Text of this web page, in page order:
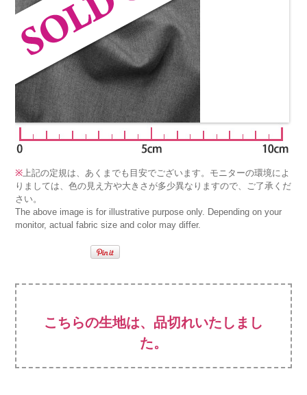
※上記の定規は、あくまでも目安でございます。モニターの環境によ
りましては、色の見え方や大きさが多少異なりますので、ご了承くだ
さい。
The above image is for illustrative purpose only. Depending on your
monitor, actual fabric size and color may differ.
こちらの生地は、品切れいたしまし
た。